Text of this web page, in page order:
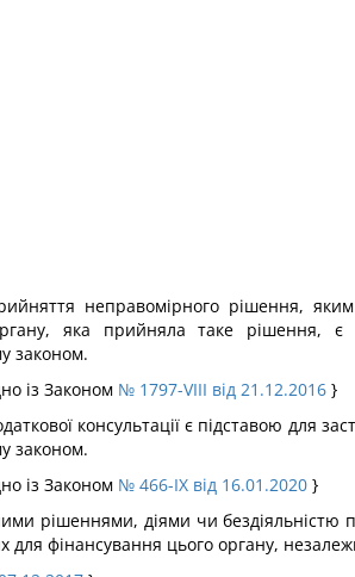
неправомірного рішення,
яка прийняла таке рішення, є
законом.
із Законом № 1797-VIII від 21.12.2016 }
консультації є підставою для
законом.
із Законом № 466-IX від 16.01.2020 }
рішеннями, діями чи бездіяльністю
фінансування цього органу,